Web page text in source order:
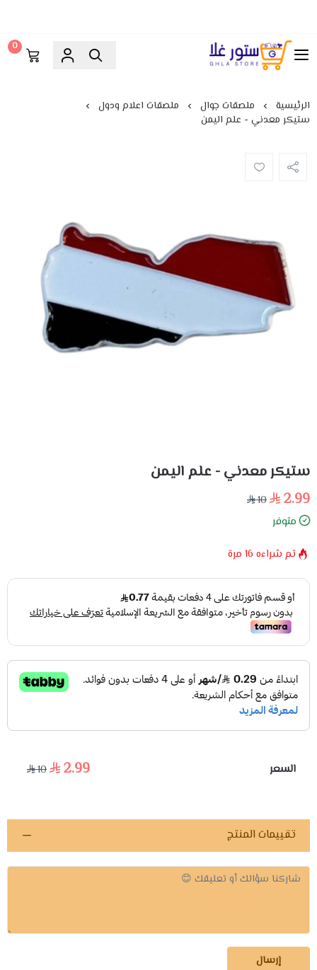
ستور غلا
0
الرئيسية ملصقات جوال
ملصقات اعلام ودول
ستيكر معدني - علم اليمن
ستيكر معدني - علم اليمن
2.99
10
متوفر
تم شراءه 16 مرة
السعر 2.99
10
تقييمات المنتج
إرسال